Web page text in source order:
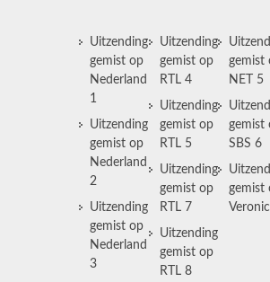
Uitzending
gemist op
Nederland
1
Uitzending
gemist op
Nederland
2
Uitzending
gemist op
Nederland
3
Uitzending
gemist op
RTL 4
Uitzending
gemist op
RTL 5
Uitzending
gemist op
RTL 7
Uitzending
gemist op
RTL 8
gemist
NET 5
gemist
SBS 6
gemist